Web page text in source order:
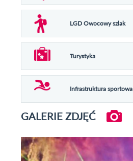
LGD Owocowy szlak
Turystyka
Infrastruktura sportowa
GALERIE ZDJĘĆ